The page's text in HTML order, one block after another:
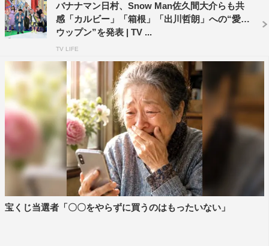
バナナマン日村、Snow Man佐久間大介らも共
感「カルビー」「箱根」「出川哲朗」への“愛の
ウップン”を発表 | TV ...
TV LIFE
宝くじ当選者「〇〇をやらずに買うのはもったいない」